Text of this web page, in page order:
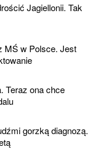
Jagiellonii. Tak
MŚ w Polsce. Jest
Teraz ona chce
gorzką diagnozą.